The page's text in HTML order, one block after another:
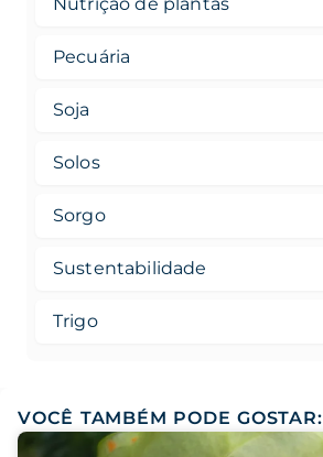
Pecuária
Soja
Solos
Sorgo
Sustentabilidade
Trigo
VOCÊ TAMBÉM PODE GOSTAR: